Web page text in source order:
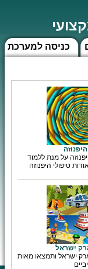
כניסה למערכת
היפנוזה
על מנת ללמוד
טיפולי היפנוזה
ישראל
ישראל ותמצאו מאות